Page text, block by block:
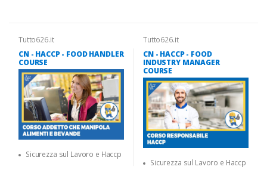
Tutto626.it
CN - HACCP - FOOD HANDLER
COURSE
Sicurezza sul Lavoro e Haccp
Tutto626.it
CN - HACCP - FOOD
INDUSTRY MANAGER
COURSE
Sicurezza sul Lavoro e Haccp